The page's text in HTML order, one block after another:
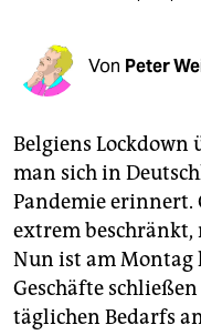
shop
fragen & hilfe
unterstützen
abo
genossenschaft
epaper login
Von Peter
Belgiens
man sich in
Pandemie erinnert.
extrem beschränkt,
Nun ist am Montag
Geschäfte
täglichen Bedarfs